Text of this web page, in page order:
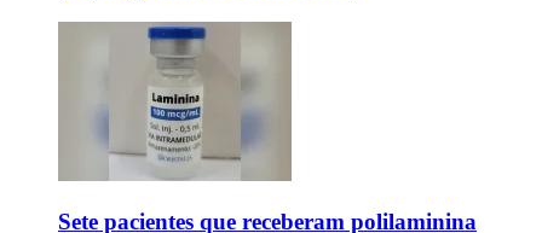
Sete pacientes que receberam polilaminina